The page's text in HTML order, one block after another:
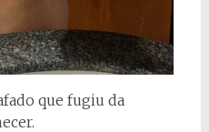
que fugiu da